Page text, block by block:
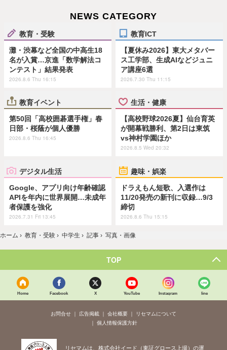
NEWS CATEGORY
教育・受験
灘・渋幕など全国の中高生18
名が入賞…京進「数学解法コ
ンテスト」結果発表
2026.8.6 Thu 16:15
教育ICT
【夏休み2026】東大メタバー
ス工学部、生成AIなどジュニ
ア講座6選
2026.7.30 Thu 11:15
教育イベント
第50回「高校囲碁選手権」春
日部・桜蔭が個人優勝
2026.8.6 Thu 16:45
生活・健康
【高校野球2026夏】仙台育英
が開幕戦勝利、第2日は東筑
vs神村学園ほか
2026.8.5 Wed 20:32
デジタル生活
Google、アプリ向け年齢確認
APIを年内に世界展開…未成年
者保護を強化
2026.7.31 Fri 13:45
趣味・娯楽
ドラえもん短歌、入選作は
11/20発売の新刊に収録…9/3
締切
2026.8.6 Thu 15:15
ホーム › 教育・受験 › 中学生 › 記事 › 写真・画像
TOP
Home Facebook X YouTube Instagram line
お問合せ 広告掲載 会社概要
リセマムについて
個人情報保護方針
リセマムは、株式会社イード（東証グロース上場）の運